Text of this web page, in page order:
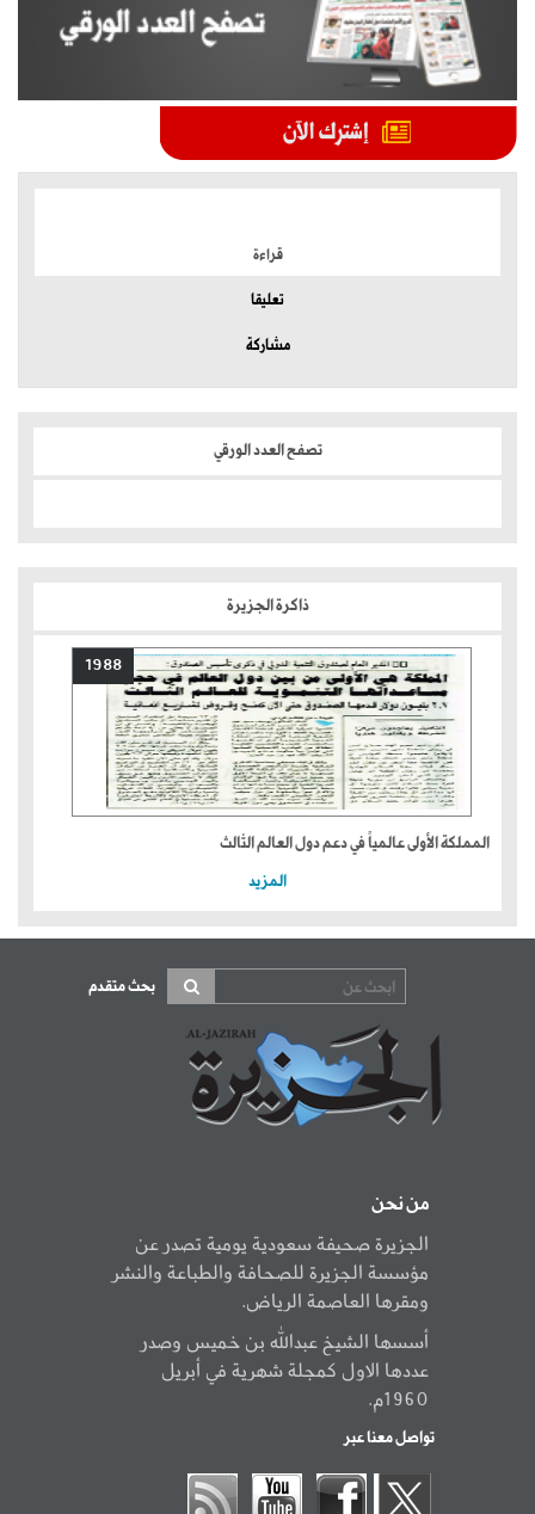
قراءة
تعليقا
مشاركة
تصفح العدد الورقي
ذاكرة الجزيرة
1988
المملكة الأولى عالمياً في دعم دول العالم الثالث
المزيد
بحث متقدم
من نحن
الجزيرة صحيفة سعودية يومية تصدر عن
مؤسسة الجزيرة للصحافة والطباعة والنشر
ومقرها العاصمة الرياض.
أسسها الشيخ عبدالله بن خميس وصدر
عددها الاول كمجلة شهرية في أبريل
1960م.
تواصل معنا عبر